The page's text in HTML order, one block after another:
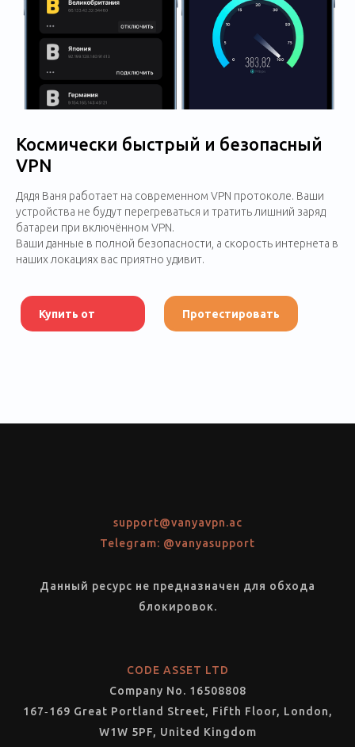
Космически быстрый и безопасный
VPN
Дядя Ваня работает на современном VPN протоколе. Ваши
устройства не будут перегреваться и тратить лишний заряд
батареи при включённом VPN.
Ваши данные в полной безопасности, а скорость интернета в
наших локациях вас приятно удивит.
Купить от Протестировать
support@vanyavpn.ac
Telegram: @vanyasupport
Данный ресурс не предназначен для обхода
блокировок.
CODE ASSET LTD
Company No. 16508808
167‑169 Great Portland Street, Fifth Floor, London,
W1W 5PF, United Kingdom